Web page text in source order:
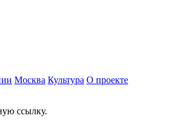
Москва Культура О проекте
ссылку.